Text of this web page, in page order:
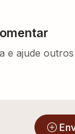
e ajude